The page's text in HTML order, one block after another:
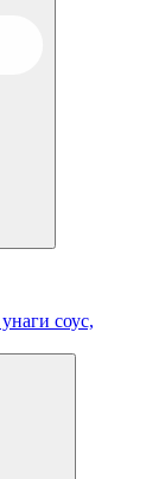
соус,